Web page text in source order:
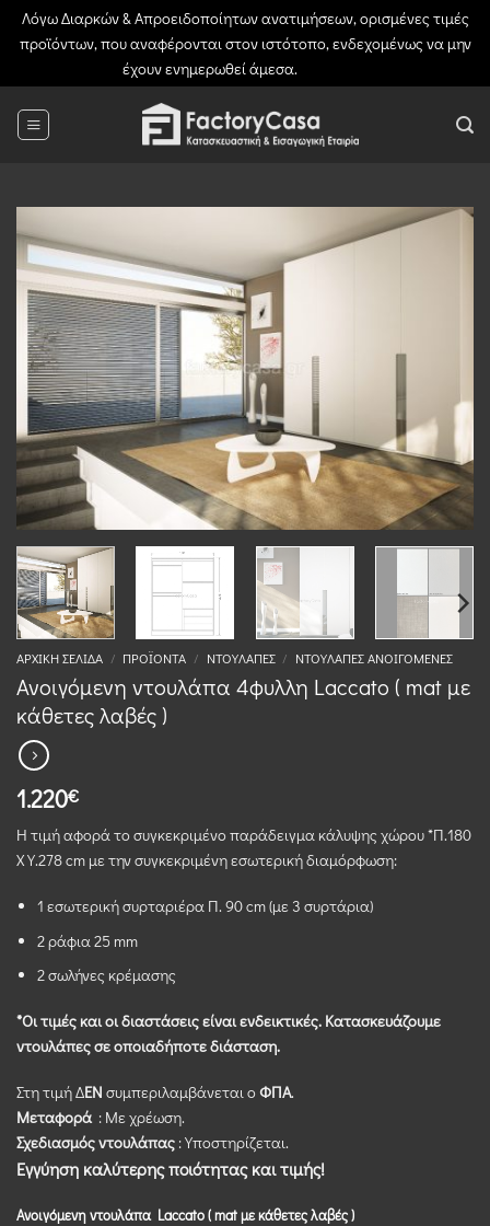
Λόγω Διαρκών & Απροειδοποίητων ανατιμήσεων, ορισμένες τιμές
προϊόντων, που αναφέρονται στον ιστότοπο, ενδεχομένως να μην
έχουν ενημερωθεί άμεσα.
ΑΡΧΙΚΉ ΣΕΛΊΔΑ / ΠΡΟΪΌΝΤΑ / ΝΤΟΥΛΆΠΕΣ / ΝΤΟΥΛΆΠΕΣ ΑΝΟΙΓΌΜΕΝΕΣ
Ανοιγόμενη ντουλάπα 4φυλλη Laccato ( mat με
κάθετες λαβές )
1.220€
Η τιμή αφορά το συγκεκριμένο παράδειγμα κάλυψης χώρου *Π.180
Χ Υ.278 cm με την συγκεκριμένη εσωτερική διαμόρφωση:
1 εσωτερική συρταριέρα Π. 90 cm (με 3 συρτάρια)
2 ράφια 25 mm
2 σωλήνες κρέμασης
*Οι τιμές και οι διαστάσεις είναι ενδεικτικές. Κατασκευάζουμε
ντουλάπες σε οποιαδήποτε διάσταση.
Στη τιμή ΔΕΝ συμπεριλαμβάνεται οΦΠΑ.
Μεταφορά : Με χρέωση.
Σχεδιασμός ντουλάπας : Υποστηρίζεται.
Εγγύηση καλύτερης ποιότητας και τιμής!
Ανοιγόμενηντουλάπα Laccato ( mat με κάθετες λαβές )